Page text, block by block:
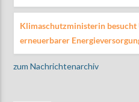
Klimaschutzministerin
erneuerbarer
zum Nachrichtenarchiv